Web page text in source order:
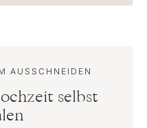
AUSSCHNEIDEN
selbst